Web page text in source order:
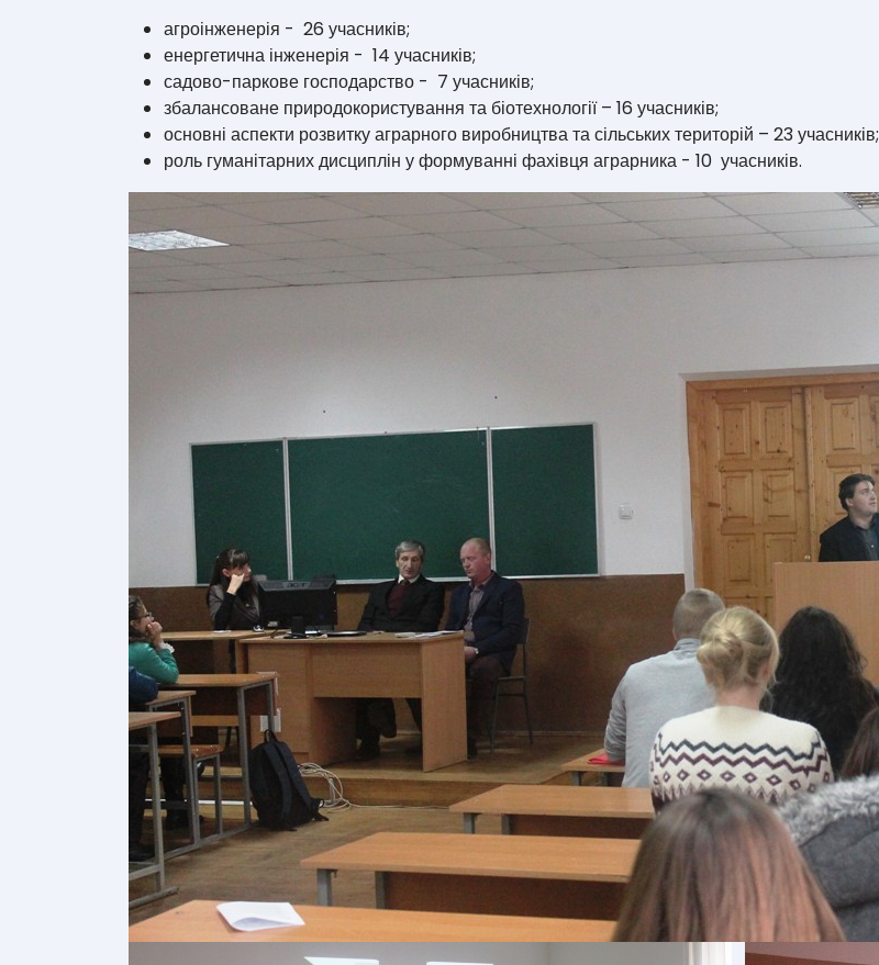
агроінженерія - 26 учасників;
енергетична інженерія - 14 учасників;
садово-паркове господарство - 7 учасників;
збалансоване природокористування та біотехнології – 16 учасників;
основні аспекти розвитку аграрного виробництва та сільських територій – 23 учасників;
роль гуманітарних дисциплін у формуванні фахівця аграрника - 10 учасників.